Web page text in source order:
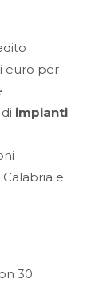
euro per
impianti
Calabria e
30